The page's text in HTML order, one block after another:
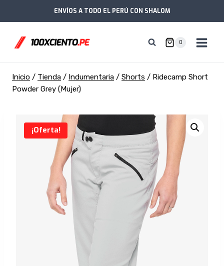
al
ENVÍOS A TODO EL PERÚ CON SHALOM
0
Inicio / Tienda / Indumentaria / Shorts / Ridecamp Short
Powder Grey (Mujer)
¡Oferta!